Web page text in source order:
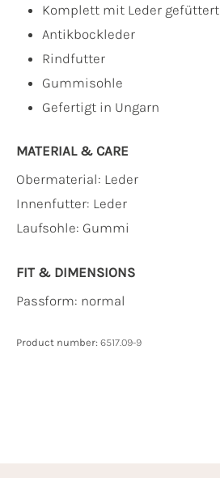
Komplett mit Leder gefüttert
Antikbockleder
Rindfutter
Gummisohle
Gefertigt in Ungarn
MATERIAL & CARE
Obermaterial: Leder
Innenfutter: Leder
Laufsohle: Gummi
FIT & DIMENSIONS
Passform: normal
Product number: 6517.09-9